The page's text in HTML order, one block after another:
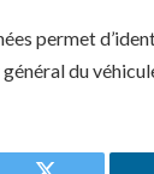
permet
général du